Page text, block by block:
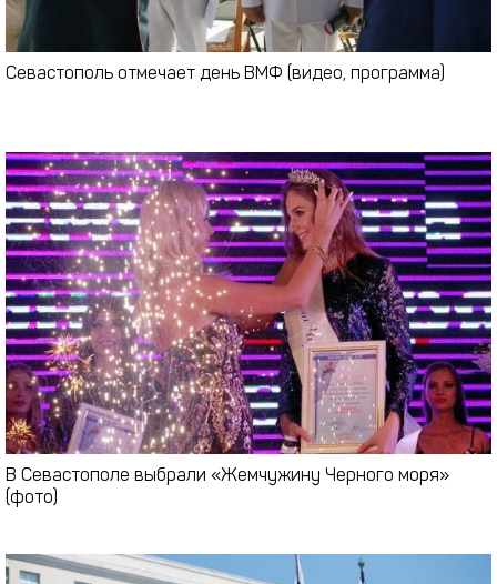
Севастополь отмечает день ВМФ (видео, программа)
В Севастополе выбрали «Жемчужину Черного моря»
(фото)